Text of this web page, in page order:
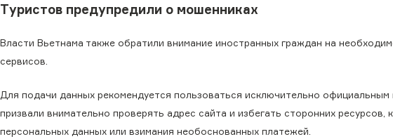
Туристов предупредили о мошенниках
Власти Вьетнама также обратили внимание иностранных граждан на
сервисов.
Для подачи данных рекомендуется пользоваться исключительно
призвали внимательно проверять адрес сайта и избегать сторонних
персональных данных или взимания необоснованных платежей.